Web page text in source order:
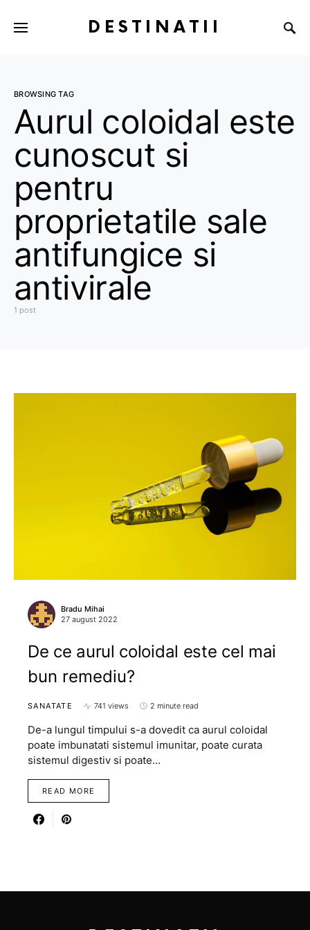
DESTINATII
BROWSING TAG
Aurul coloidal este
cunoscut si
pentru
proprietatile sale
antifungice si
antivirale
1 post
Bradu Mihai
27 august 2022
De ce aurul coloidal este cel mai
bun remediu?
SANATATE 741 views 2 minute read
De-a lungul timpului s-a dovedit ca aurul coloidal
poate imbunatati sistemul imunitar, poate curata
sistemul digestiv si poate…
READ MORE